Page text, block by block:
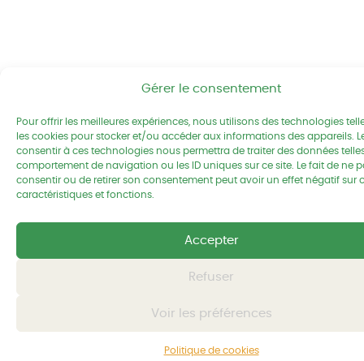
Gérer le consentement
Pour offrir les meilleures expériences, nous utilisons des technologies
les cookies pour stocker et/ou accéder aux informations des appareils.
consentir à ces technologies nous permettra de traiter des données
comportement de navigation ou les ID uniques sur ce site. Le fait de ne
consentir ou de retirer son consentement peut avoir un effet négatif sur
caractéristiques et fonctions.
Accepter
Refuser
Voir les préférences
Politique de cookies